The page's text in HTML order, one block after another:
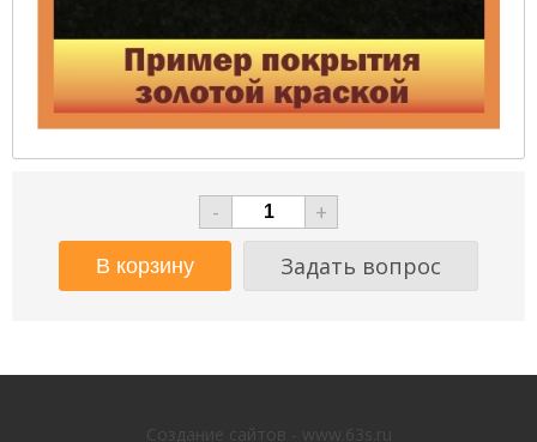
-
+
Задать вопрос
Создание сайтов - www.63s.ru